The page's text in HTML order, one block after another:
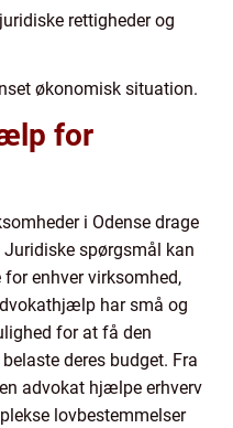
rettigheder og
økonomisk situation.
for
i Odense drage
spørgsmål kan
enhver virksomhed,
har små og
for at få den
deres budget. Fra
advokat hjælpe erhverv
lovbestemmelser